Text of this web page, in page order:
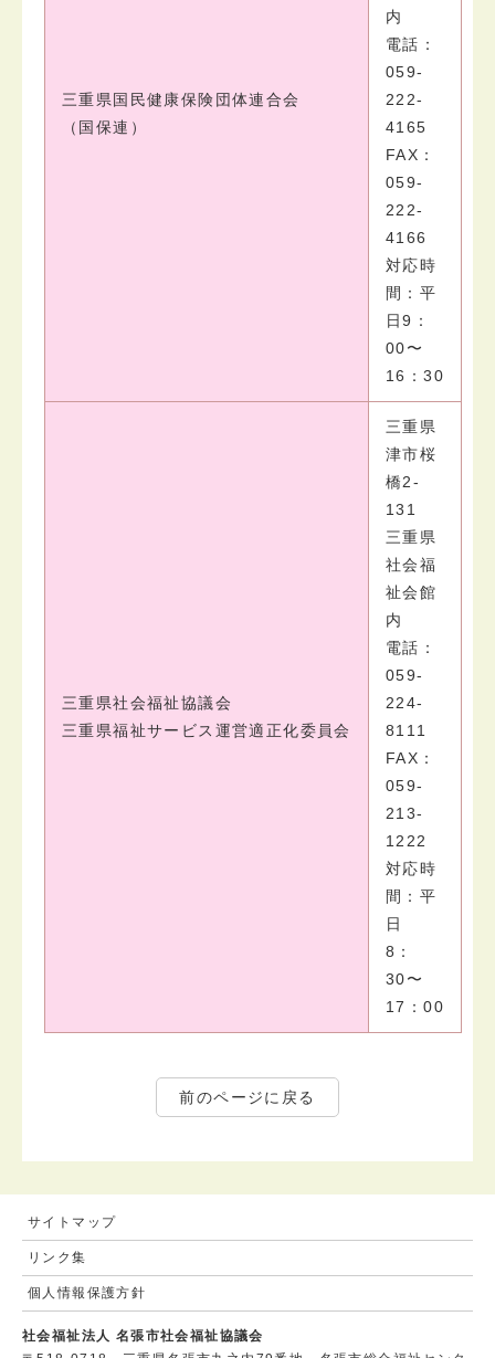
三重県国民健康保険団体連合会
（国保連）
内
電話：
059-
222-
4165
FAX：
059-
222-
4166
対応時
間：平
日9：
00〜
16：30
三重県社会福祉協議会
三重県福祉サービス運営適正化委員会
三重県
津市桜
橋2-
131
三重県
社会福
祉会館
内
電話：
059-
224-
8111
FAX：
059-
213-
1222
対応時
間：平
日
8：
30〜
17：00
前のページに戻る
サイトマップ
リンク集
個人情報保護方針
社会福祉法人 名張市社会福祉協議会